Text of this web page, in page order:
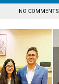
NO COMMENTS